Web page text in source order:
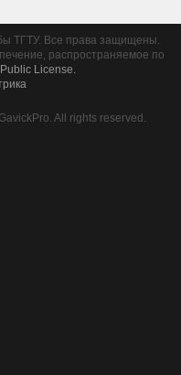
ТГТУ. Все права защищены.
распространяемое по
License.
All rights reserved.